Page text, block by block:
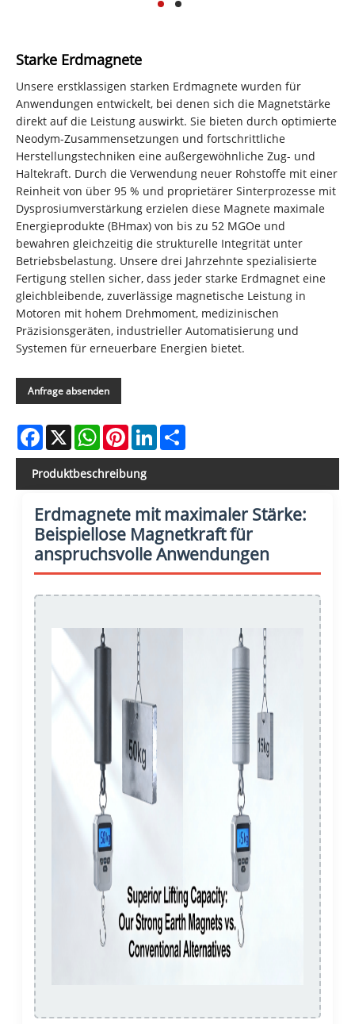
Starke Erdmagnete
Unsere erstklassigen starken Erdmagnete wurden für
Anwendungen entwickelt, bei denen sich die Magnetstärke
direkt auf die Leistung auswirkt. Sie bieten durch optimierte
Neodym-Zusammensetzungen und fortschrittliche
Herstellungstechniken eine außergewöhnliche Zug- und
Haltekraft. Durch die Verwendung neuer Rohstoffe mit einer
Reinheit von über 95 % und proprietärer Sinterprozesse mit
Dysprosiumverstärkung erzielen diese Magnete maximale
Energieprodukte (BHmax) von bis zu 52 MGOe und
bewahren gleichzeitig die strukturelle Integrität unter
Betriebsbelastung. Unsere drei Jahrzehnte spezialisierte
Fertigung stellen sicher, dass jeder starke Erdmagnet eine
gleichbleibende, zuverlässige magnetische Leistung in
Motoren mit hohem Drehmoment, medizinischen
Präzisionsgeräten, industrieller Automatisierung und
Systemen für erneuerbare Energien bietet.
Anfrage absenden
Facebook
X WhatsAppPinterestLinkedIn
Produktbeschreibung
Erdmagnete mit maximaler Stärke:
Beispiellose Magnetkraft für
anspruchsvolle Anwendungen